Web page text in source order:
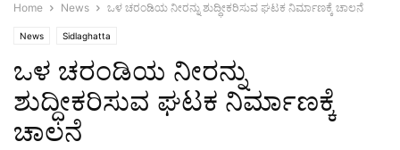
Home News ಒಳ ಚರಂಡಿಯ ನೀರನ್ನು ಶುದ್ಧೀಕರಿಸುವ ಘಟಕ ನಿರ್ಮಾಣಕ್ಕೆ ಚಾಲನೆ
News Sidlaghatta
ಒಳ ಚರಂಡಿಯ ನೀರನ್ನು
ಶುದ್ಧೀಕರಿಸುವ ಘಟಕ ನಿರ್ಮಾಣಕ್ಕೆ
ಚಾಲನೆ